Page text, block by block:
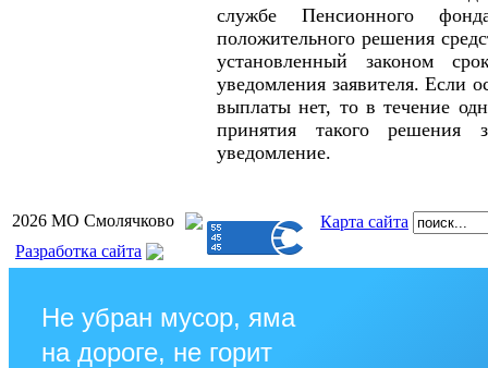
службе Пенсионного
положительного решения
установленный законом
уведомления заявителя. Если
выплаты нет, то в течение
принятия такого решения
уведомление.
2026 МО Смолячково
Карта сайта
Разработка сайта
Не убран мусор, яма
на дороге, не горит